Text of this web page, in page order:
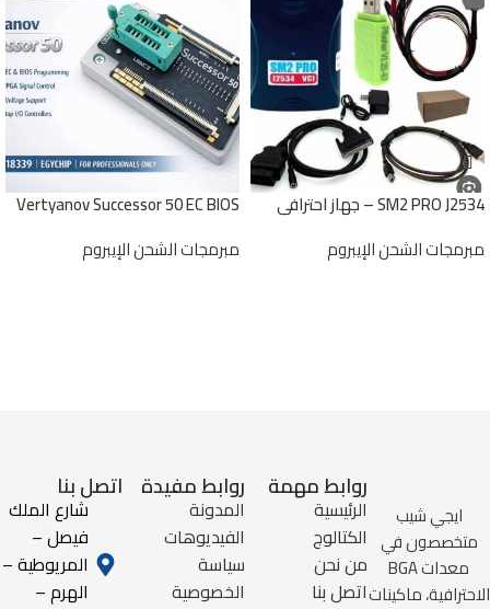
SM2 PRO J2534 – جهاز احترافي
الكاملة في سيارتك
مبرمجات الشحن الإيبروم
Vertyanov Successor 50 EC BIOS
مبرمجات الشحن الإيبروم
ايجي شيب
متخصصون في
معدات BGA
الاحترافية، ماكينات
روابط مهمة
الرئيسية
الكتالوج
من نحن
اتصل بنا
روابط مفيدة
المدونة
الفيديوهات
سياسة
الخصوصية
اتصل بنا
شارع الملك
فيصل –
المريوطية –
الهرم –